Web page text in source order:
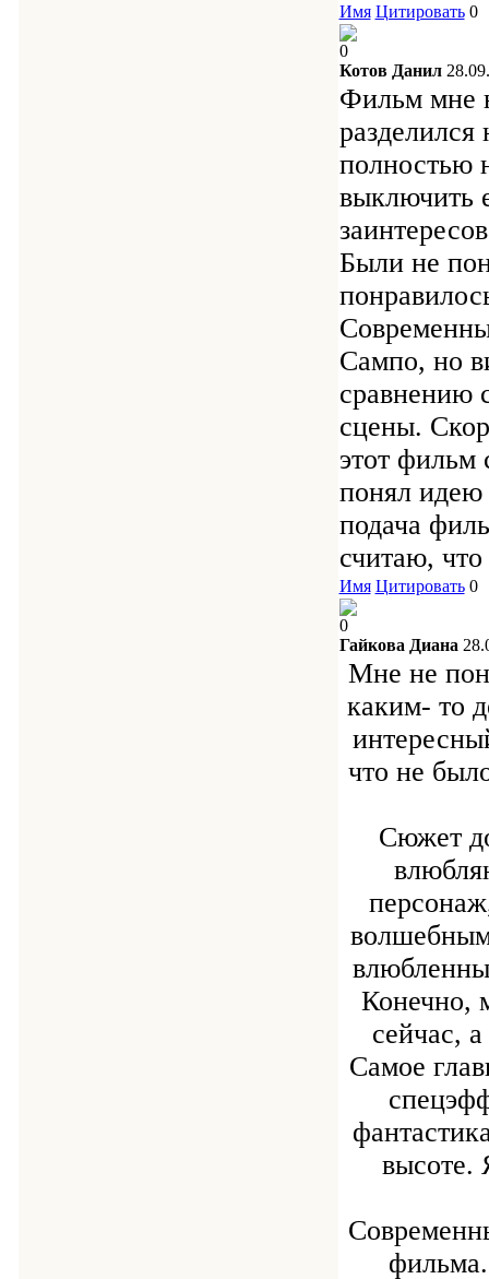
Имя Цитировать 0
0
Котов Данил
Фильм мне
полностью
выключить
Были не
Сампо, но
сравнению
сцены.
этот фильм
понял
подача
считаю,
Имя Цитировать 0
0
Гайкова Диана
Мне не
каким- то
что не
Сюжет
Конечно,
сейчас,
Самое
высоте.